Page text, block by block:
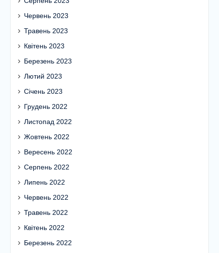
Червень 2023
Травень 2023
Квітень 2023
Березень 2023
Лютий 2023
Січень 2023
Грудень 2022
Листопад 2022
Жовтень 2022
Вересень 2022
Серпень 2022
Липень 2022
Червень 2022
Травень 2022
Квітень 2022
Березень 2022